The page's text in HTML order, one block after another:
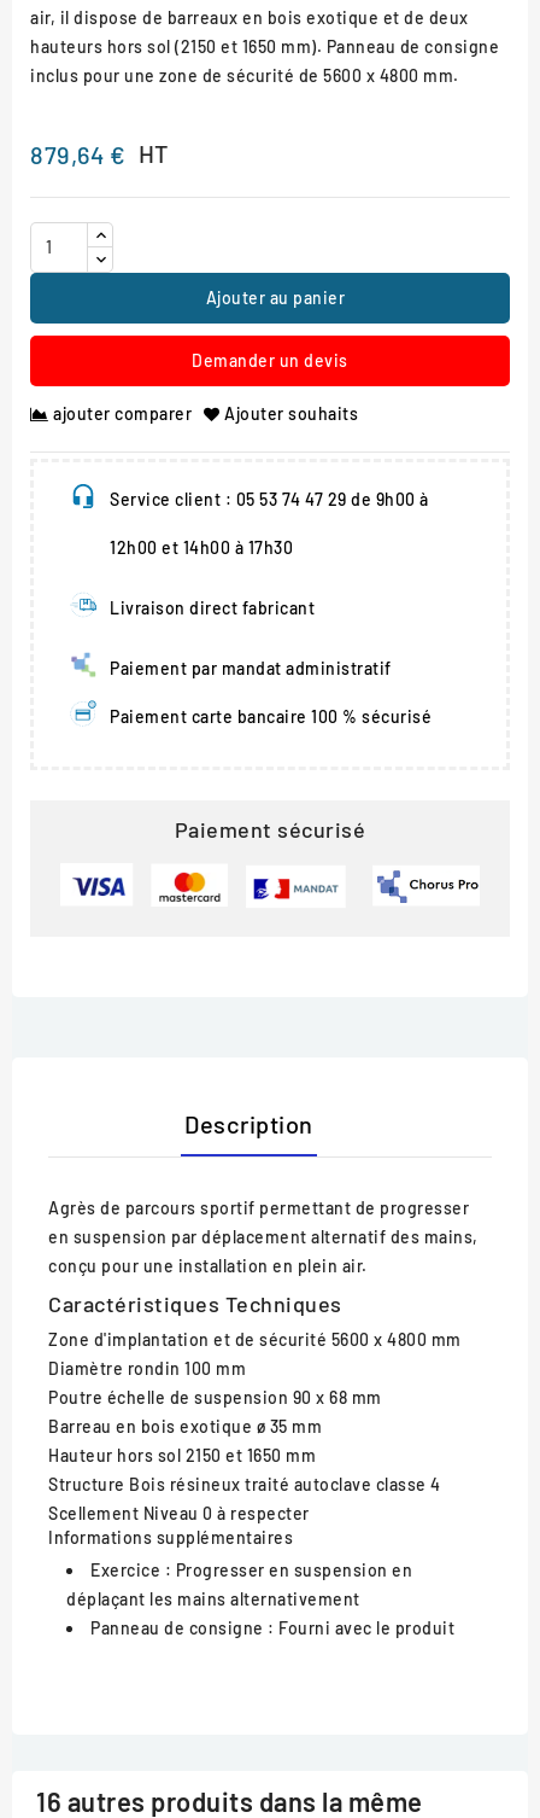
air, il dispose de barreaux en bois exotique et de deux
hauteurs hors sol (2150 et 1650 mm). Panneau de consigne
inclus pour une zone de sécurité de 5600 x 4800 mm.
879,64 € HT
Ajouter au panier
Demander un devis
ajouter comparer Ajouter souhaits
Service client : 05 53 74 47 29 de 9h00 à
12h00 et 14h00 à 17h30
Livraison direct fabricant
Paiement par mandat administratif
Paiement carte bancaire 100 % sécurisé
Paiement sécurisé
Description
Agrès de parcours sportif permettant de progresser
en suspension par déplacement alternatif des mains,
conçu pour une installation en plein air.
Caractéristiques Techniques
Zone d'implantation et de sécurité 5600 x 4800 mm
Diamètre rondin 100 mm
Poutre échelle de suspension 90 x 68 mm
Barreau en bois exotique ø 35 mm
Hauteur hors sol 2150 et 1650 mm
Structure Bois résineux traité autoclave classe 4
Scellement Niveau 0 à respecter
Informations supplémentaires
Exercice : Progresser en suspension en
déplaçant les mains alternativement
Panneau de consigne : Fourni avec le produit
16 autres produits dans la même